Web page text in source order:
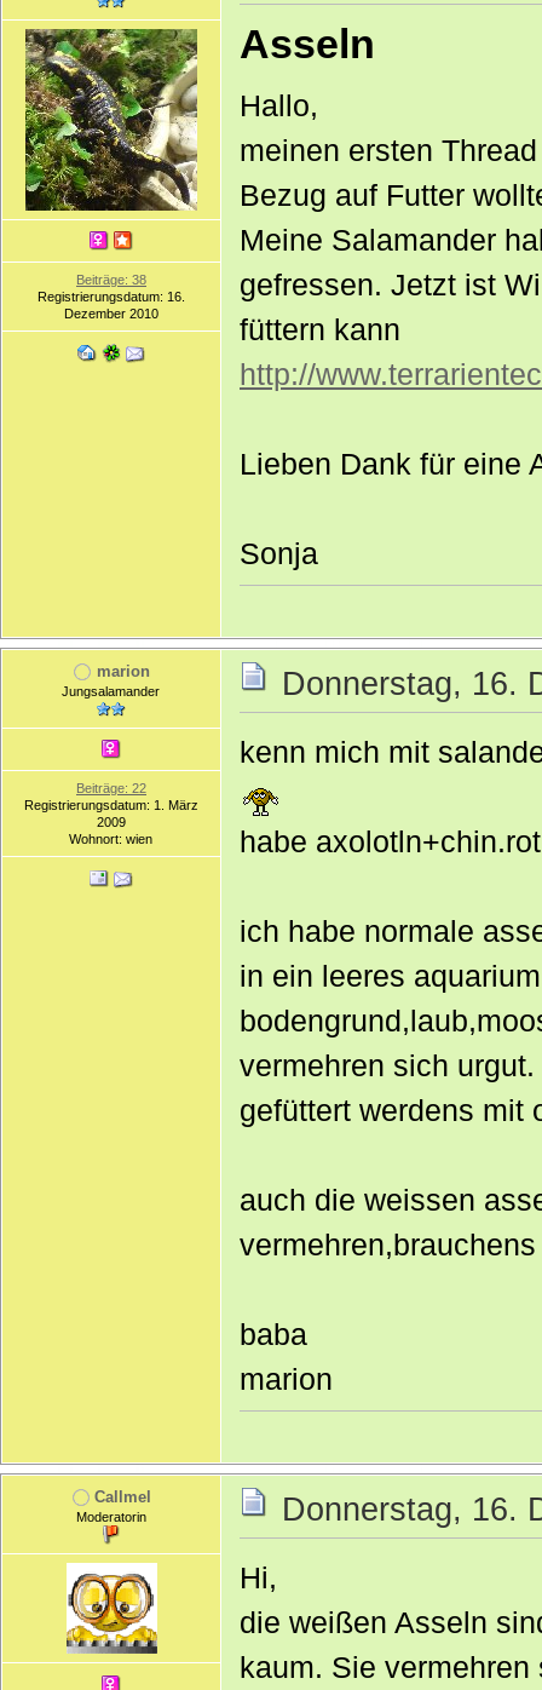
Beiträge: 38
Registrierungsdatum: 16.
Dezember 2010
Asseln
Hallo,
meinen ersten
Bezug auf Futter
Meine Salamander
gefressen. Jetzt ist
füttern kann
http://
Lieben Dank für eine
Sonja
marion
Jungsalamander
Beiträge: 22
Registrierungsdatum: 1. März
2009
Wohnort: wien
Donnerstag, 16.
kenn mich mit
habe
ich habe normale
in ein leeres
vermehren sich urgut.
gefüttert werdens mit
auch die weissen
baba
marion
Callmel
Moderatorin Donnerstag, 16.
Hi,
die weißen Asseln
kaum. Sie